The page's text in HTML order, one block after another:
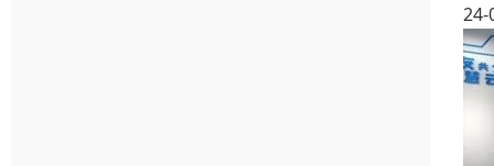
24-